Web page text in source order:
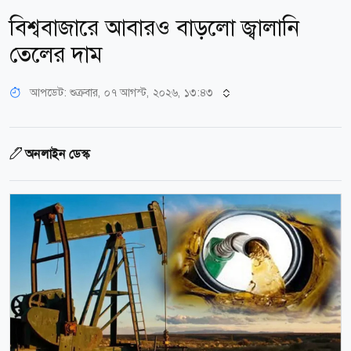
বিশ্ববাজারে আবারও বাড়লো জ্বালানি
তেলের দাম
আপডেট: শুক্রবার, ০৭ আগস্ট, ২০২৬, ১৩:৪৩
অনলাইন ডেস্ক